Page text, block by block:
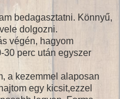
bedagasztatni. Könnyű,
dolgozni.
végén, hagyom
perc után egyszer
a kezemmel alaposan
egy kicsit,ezzel